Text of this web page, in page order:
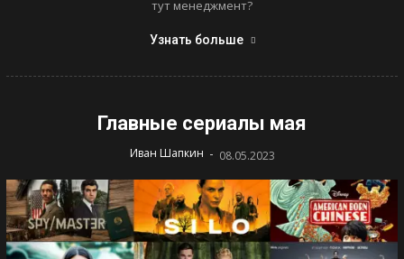
тут менеджмент?
Узнать больше
Главные сериалы мая
Иван Шапкин - 08.05.2023